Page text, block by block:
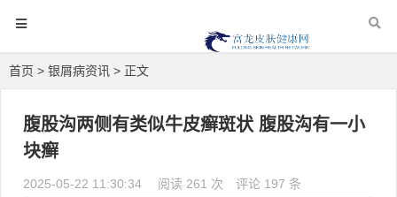
首页 > 银屑病资讯 > 正文
腹股沟两侧有类似牛皮癣斑状 腹股沟有一小
块癣
2025-05-22 11:30:34 阅读 261 次 评论 197 条